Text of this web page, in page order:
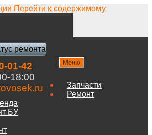
Перейти к содержимому
ремонта
01-42
18:00
Меню
Запчасти
Ремонт
БУ